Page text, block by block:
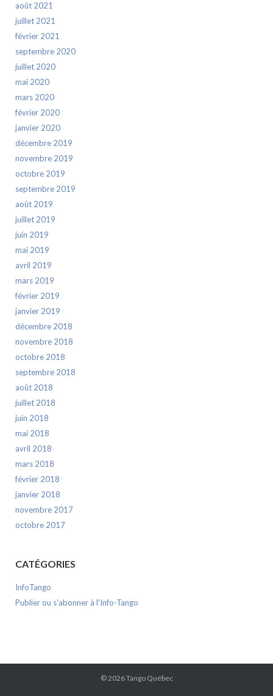
août 2021
juillet 2021
février 2021
septembre 2020
juillet 2020
mai 2020
mars 2020
février 2020
janvier 2020
décembre 2019
novembre 2019
octobre 2019
septembre 2019
août 2019
juillet 2019
juin 2019
mai 2019
avril 2019
mars 2019
février 2019
janvier 2019
décembre 2018
novembre 2018
octobre 2018
septembre 2018
août 2018
juillet 2018
juin 2018
mai 2018
avril 2018
mars 2018
février 2018
janvier 2018
novembre 2017
octobre 2017
CATÉGORIES
InfoTango
Publier ou s'abonner à l'Info-Tango
© 2026Tango Québec